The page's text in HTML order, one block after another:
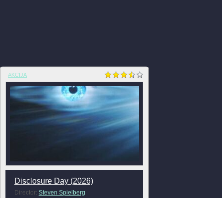
AKCIJA
Disclosure Day (2026)
Director: Steven Spielberg